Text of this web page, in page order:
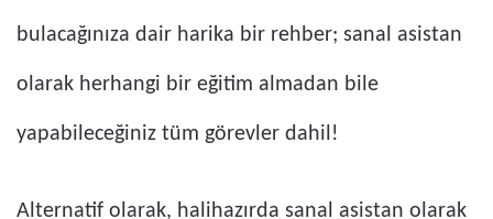
bulacağınıza dair harika bir rehber; sanal asistan
olarak herhangi bir eğitim almadan bile
yapabileceğiniz tüm görevler dahil!
Alternatif olarak, halihazırda sanal asistan olarak